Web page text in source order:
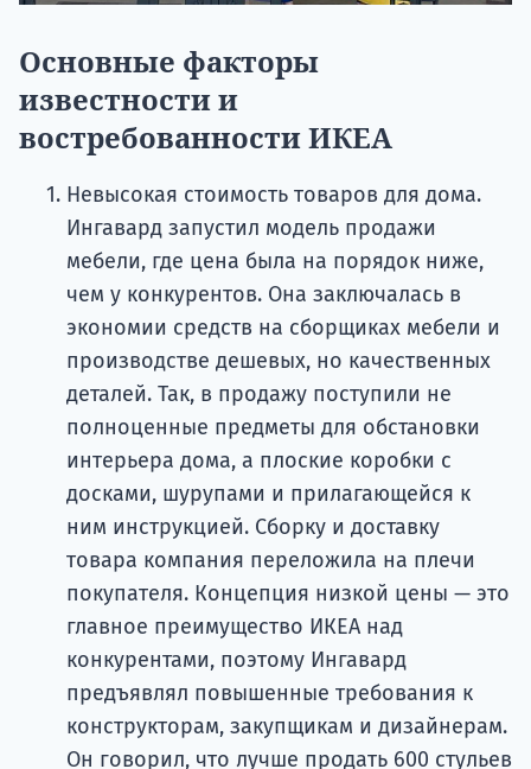
Основные факторы
известности и
востребованности ИКЕА
Невысокая стоимость товаров для дома.
Ингавард запустил модель продажи
мебели, где цена была на порядок ниже,
чем у конкурентов. Она заключалась в
экономии средств на сборщиках мебели и
производстве дешевых, но качественных
деталей. Так, в продажу поступили не
полноценные предметы для обстановки
интерьера дома, а плоские коробки с
досками, шурупами и прилагающейся к
ним инструкцией. Сборку и доставку
товара компания переложила на плечи
покупателя. Концепция низкой цены — это
главное преимущество ИКЕА над
конкурентами, поэтому Ингавард
предъявлял повышенные требования к
конструкторам, закупщикам и дизайнерам.
Он говорил, что лучше продать 600 стульев